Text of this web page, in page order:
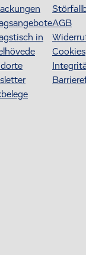
in
AGB
Cookies